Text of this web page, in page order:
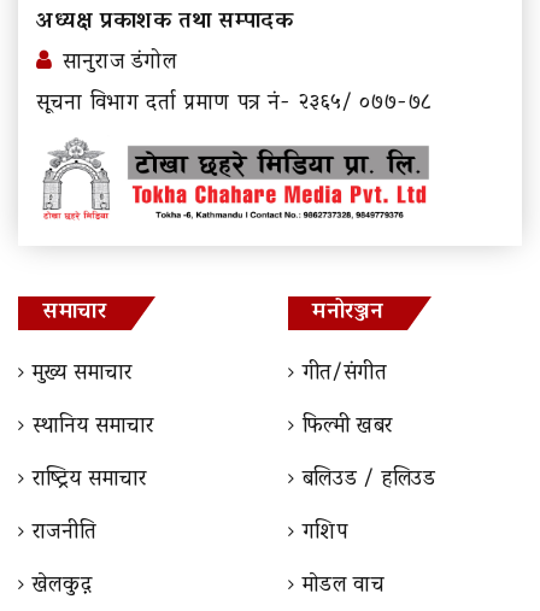
अध्यक्ष प्रकाशक तथा सम्पादक
सानुराज डंगोल
सूचना विभाग दर्ता प्रमाण पत्र नं- २३६५/ ०७७-७८
समाचार
मुख्य समाचार
स्थानिय समाचार
राष्ट्रिय समाचार
राजनीति
खेलकुद़़
मनोरञ्जन
गीत/संगीत
फिल्मी खबर
बलिउड / हलिउड
गशिप
माेडल वाच